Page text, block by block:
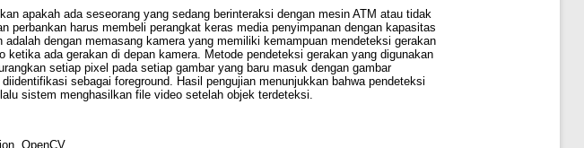
apakah ada seseorang yang sedang berinteraksi dengan mesin ATM atau tidak
harus membeli perangkat keras media penyimpanan dengan kapasitas
dengan memasang kamera yang memiliki kemampuan mendeteksi gerakan
ada gerakan di depan kamera. Metode pendeteksi gerakan yang digunakan
setiap pixel pada setiap gambar yang baru masuk dengan gambar
sebagai foreground. Hasil pengujian menunjukkan bahwa pendeteksi
sistem menghasilkan file video setelah objek terdeteksi.
OpenCV